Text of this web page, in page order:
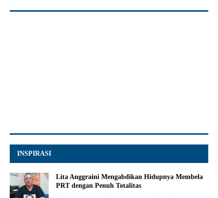
INSPIRASI
Lita Anggraini Mengabdikan Hidupnya Membela
PRT dengan Penuh Totalitas